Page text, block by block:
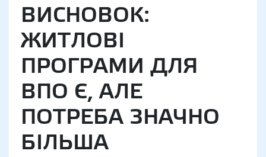
ВИСНОВОК:
ЖИТЛОВІ
ПРОГРАМИ ДЛЯ
ВПО Є, АЛЕ
ПОТРЕБА ЗНАЧНО
БІЛЬША